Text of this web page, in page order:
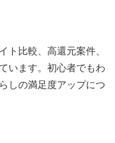
ト比較、高還元案件、
います。初心者でもわ
しの満足度アップにつ